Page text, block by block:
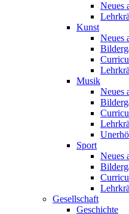
Neues
Kunst
Neues
Musik
Neues
Sport
Neues
Gesellschaft
Geschichte